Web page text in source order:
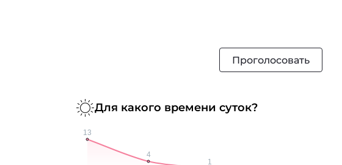
Проголосовать
Для какого времени суток?